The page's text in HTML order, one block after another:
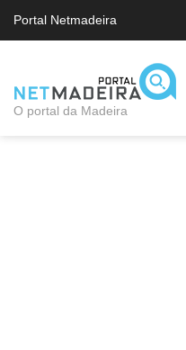
Portal Netmadeira
O portal da Madeira